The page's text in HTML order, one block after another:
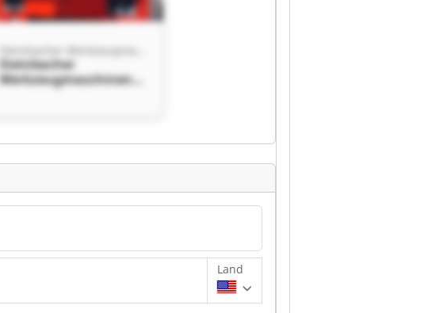
Steinbacher
Werkzeugmaschinen
GmbH Steinbacher
Land